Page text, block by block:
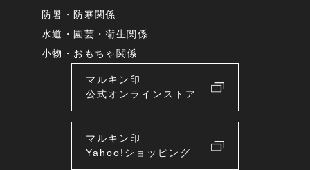
防暑・防寒関係
水道・園芸・衛生関係
小物・おもちゃ関係
マルキン印
公式オンラインストア
マルキン印
Yahoo!ショッピング